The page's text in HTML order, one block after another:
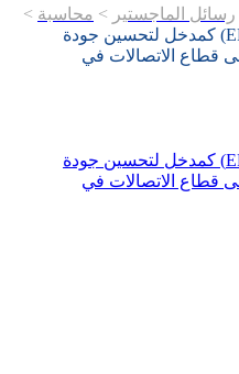
رسائل الماجستير > محاسبة >
نظم تخطيط موارد المؤسسات (ERP) كمدخل لتحسين جودة
قطاع الاتصالات في
نظم تخطيط موارد المؤسسات (ERP) كمدخل لتحسين جودة
قطاع الاتصالات في